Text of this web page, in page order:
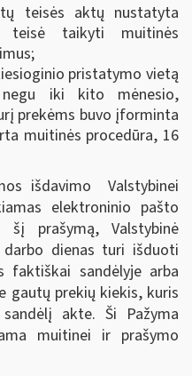
teisės aktų nustatyta
taikyti muitinės
pristatymo vietą
negu iki kito mėnesio,
prekėms buvo įforminta
muitinės procedūra, 16
išdavimo Valstybinei
elektroninio pašto
šį prašymą, Valstybinė
dienas turi išduoti
faktiškai sandėlyje arba
gautų prekių kiekis, kuris
akte. Ši Pažyma
muitinei ir prašymo